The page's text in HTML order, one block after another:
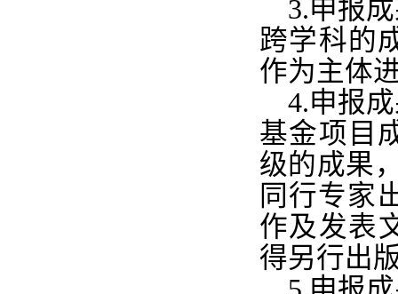
3.申报
跨学科的
作为主体
4.申报
基金项目
级的成果
同行专家
作及发表
得另行出